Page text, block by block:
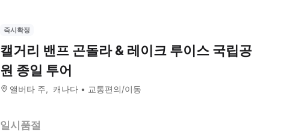
즉시확정
캘거리 밴프 곤돌라 & 레이크 루이스 국립공
원 종일 투어
앨버타 주 캐나다 교통편의/이동
일시품절